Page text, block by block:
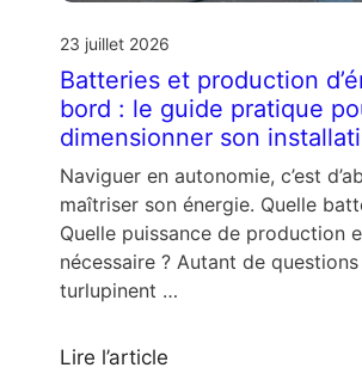
23 juillet 2026
Batteries et production
bord : le guide pratique
dimensionner son
Naviguer en autonomie, c’est
maîtriser son énergie. Quelle
Quelle puissance de production
nécessaire ? Autant de
turlupinent …
Lire l’article